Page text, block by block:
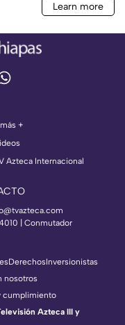
+
Azteca Internacional
| Conmutador
DerechosInversionistas
nosotros
cumplimiento
Azteca III y